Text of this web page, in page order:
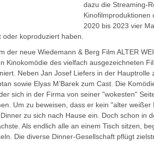
dazu die Streaming-
Kinofilmproduktionen
2020 bis 2023 vier
koproduziert haben.
der neue Wiedemann & Berg Film ALTER
Kinokomödie des vielfach ausgezeichneten
Neben Jan Josef Liefers in der Hauptrolle
sowie Elyas M’Barek zum Cast. Die
sich in der Firma von seiner "wokesten"
Um zu beweisen, dass er kein "alter
zu sich nach Hause ein. Doch schon in
Als endlich alle an einem Tisch sitzen,
Die diverse Dinner-Gesellschaft pflügt